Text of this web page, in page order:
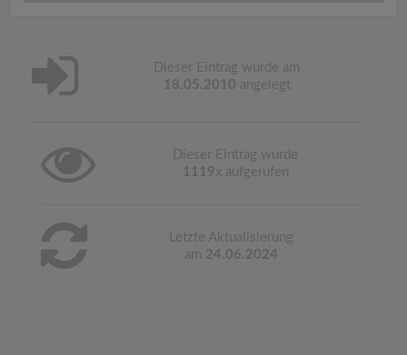
Dieser Eintrag wurde am
18.05.2010 angelegt
Dieser Eintrag wurde
1119x aufgerufen
Letzte Aktualisierung
am 24.06.2024